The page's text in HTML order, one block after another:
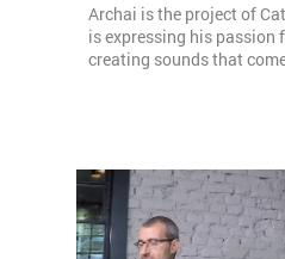
Archai is the project of
is expressing his passion
creating sounds that